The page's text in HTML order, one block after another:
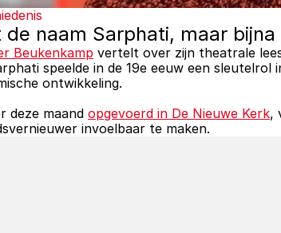
de naam Sarphati, maar
Beukenkamp vertelt over zijn theatrale
speelde in de 19e eeuw een
ontwikkeling.
deze maand opgevoerd in De Nieuwe Kerk,
invoelbaar te maken.